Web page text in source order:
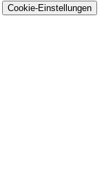
Cookie-Einstellungen